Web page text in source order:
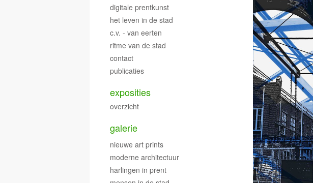
digitale prentkunst
het leven in de stad
c.v. - van eerten
ritme van de stad
contact
publicaties
exposities
overzicht
galerie
nieuwe art prints
moderne architectuur
harlingen in prent